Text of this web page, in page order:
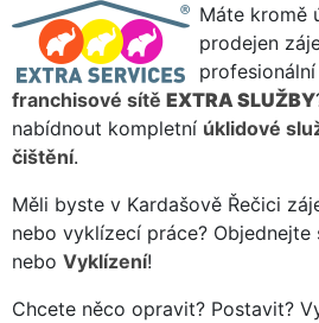
Máte kromě
prodejen
franchisové sítě EXTRA SLUŽBY
nabídnout kompletní úklidové
čištění.
Měli byste v Kardašově Řečici
nebo vyklízecí práce? Objednejte
nebo Vyklízení!
Chcete něco opravit? Postavit?